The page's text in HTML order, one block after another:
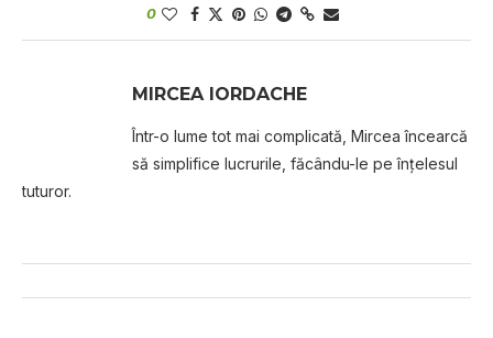
0
MIRCEA IORDACHE
Într-o lume tot mai complicată, Mircea încearcă
să simplifice lucrurile, făcându-le pe înțelesul
tuturor.